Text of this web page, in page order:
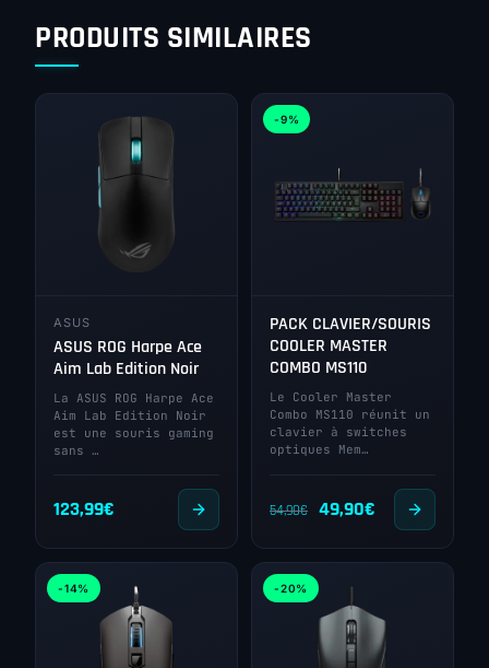
PRODUITS SIMILAIRES
ASUS
ASUS ROG Harpe Ace
Aim Lab Edition Noir
La ASUS ROG Harpe Ace
Aim Lab Edition Noir
est une souris gaming
sans …
123,99€
-9%
PACK CLAVIER/SOURIS
COOLER MASTER
COMBO MS110
Le Cooler Master
Combo MS110 réunit un
clavier à switches
optiques Mem…
54,90€
Le
initial
était :
54,90€.
49,90€
prix
actuel
49,90€.
-14% -20%